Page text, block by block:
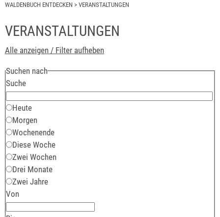
WALDENBUCH ENTDECKEN > VERANSTALTUNGEN
VERANSTALTUNGEN
Alle anzeigen / Filter aufheben
Suchen nach
Suche
Heute
Morgen
Wochenende
Diese Woche
Zwei Wochen
Drei Monate
Zwei Jahre
Von